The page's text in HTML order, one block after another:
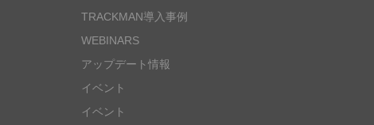
TRACKMAN導入事例
WEBINARS
アップデート情報
イベント
イベント